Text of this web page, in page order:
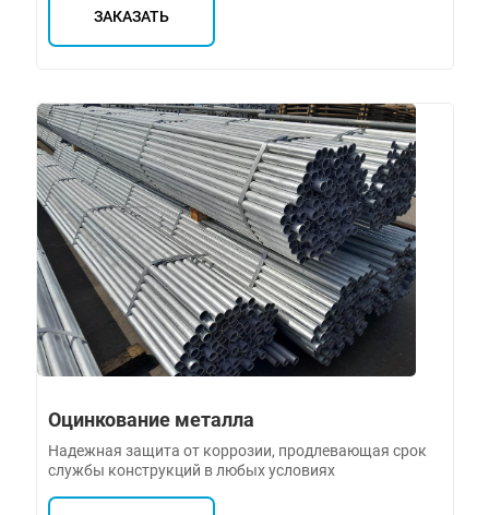
ЗАКАЗАТЬ
Оцинкование металла
Надежная защита от коррозии, продлевающая срок
службы конструкций в любых условиях